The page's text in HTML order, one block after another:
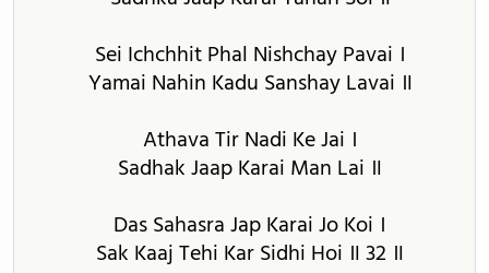
Sei Ichchhit Phal Nishchay Pavai ।
Yamai Nahin Kadu Sanshay Lavai ॥
Athava Tir Nadi Ke Jai ।
Sadhak Jaap Karai Man Lai ॥
Das Sahasra Jap Karai Jo Koi ।
Sak Kaaj Tehi Kar Sidhi Hoi ॥ 32 ॥